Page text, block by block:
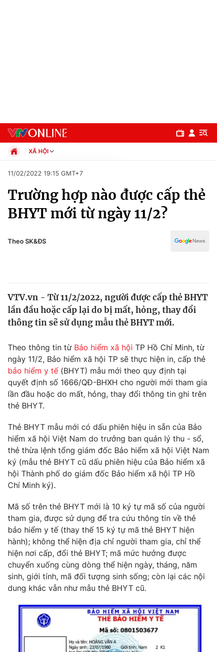
Chuyên mục
Chính trị
Y tế
Tin tức
Thế giới đó đây
Câu chuyện quốc tế
Kinh tế
Tài chính
Thị trường
Dữ liệu và đời sống
Phim VTV
Hậu trường
Nhân vật
Giải sao mai
Giải trí
Điện ảnh
Âm nhạc
Sao
Đời sống
Làm đẹp
Chất lượng cuộc sống
Giáo dục
Tuyển sinh
Học trực tuyến
Công nghệ
Hitech Công nghệ tương lai
Sản phẩm
Thị trường
Tư vấn
Giao lưu trực tuyến
Lịch phát sóng
Chuyên mục khác
Emagazine Podcast
XÃ HỘI
Xã hội
Pháp luật
Kinh tế
Thể thao
Văn hóa - Giải trí
Giáo dục
11/02/2022 19:15 GMT+7
Trường hợp nào được cấp thẻ
BHYT mới từ ngày 11/2?
Theo SK&ĐS
VTV.vn - Từ 11/2/2022, người được cấp thẻ BHYT
lần đầu hoặc cấp lại do bị mất, hỏng, thay đổi
thông tin sẽ sử dụng mẫu thẻ BHYT mới.
Theo thông tin từ Bảo hiểm xã hội TP Hồ Chí Minh, từ
ngày 11/2, Bảo hiểm xã hội TP sẽ thực hiện in, cấp thẻ
bảo hiểm y tế(BHYT) mẫu mới theo quy định tại
quyết định số 1666/QĐ-BHXH cho người mới tham gia
lần đầu hoặc do mất, hỏng, thay đổi thông tin ghi trên
thẻ BHYT.
Thẻ BHYT mẫu mới có dấu phiên hiệu in sẵn của Bảo
hiểm xã hội Việt Nam do trưởng ban quản lý thu - sổ,
thẻ thừa lệnh tổng giám đốc Bảo hiểm xã hội Việt Nam
ký (mẫu thẻ BHYT cũ dấu phiên hiệu của Bảo hiểm xã
hội Thành phố do giám đốc Bảo hiểm xã hội TP Hồ
Chí Minh ký).
Mã số trên thẻ BHYT mới là 10 ký tự mã số của người
tham gia, được sử dụng để tra cứu thông tin về thẻ
bảo hiểm y tế (thay thế 15 ký tự mã thẻ BHYT hiện
hành); không thể hiện địa chỉ người tham gia, chỉ thể
hiện nơi cấp, đổi thẻ BHYT; mã mức hưởng được
chuyển xuống cùng dòng thể hiện ngày, tháng, năm
sinh, giới tính, mã đối tượng sinh sống; còn lại các nội
dung khác vẫn như mẫu thẻ BHYT cũ.